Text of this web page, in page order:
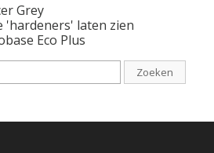
Grey
'hardeners' laten zien
Eco Plus
Zoeken